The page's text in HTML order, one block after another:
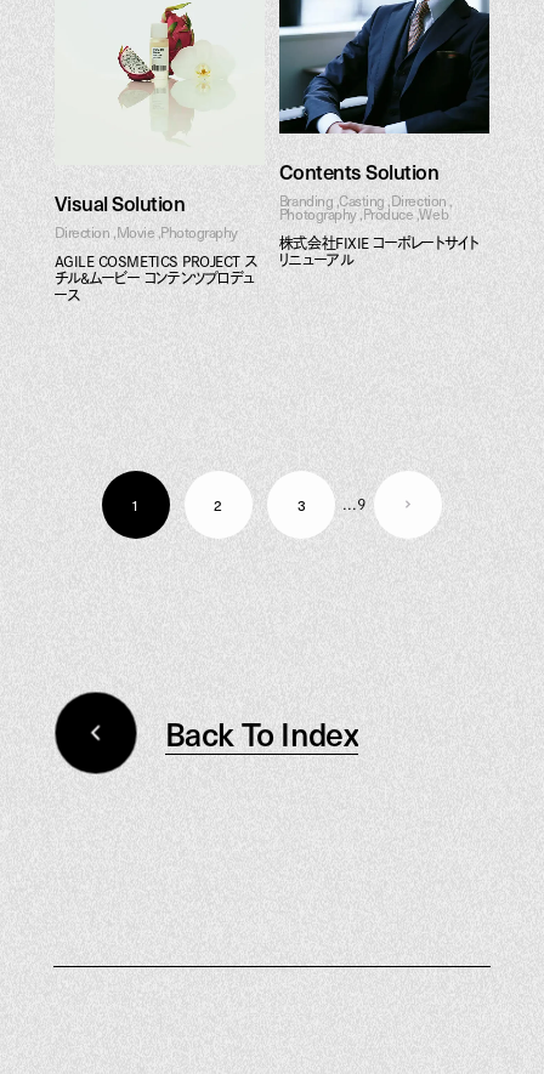
Visual Solution
Direction Movie Photography
AGILE COSMETICS PROJECT ス
チル&ムービー コンテンツプロデュ
ース
Contents Solution
Branding Casting Direction
Photography Produce Web
株式会社FIXIE コーポレートサイト
リニューアル
1 2 3 9
Back To Index